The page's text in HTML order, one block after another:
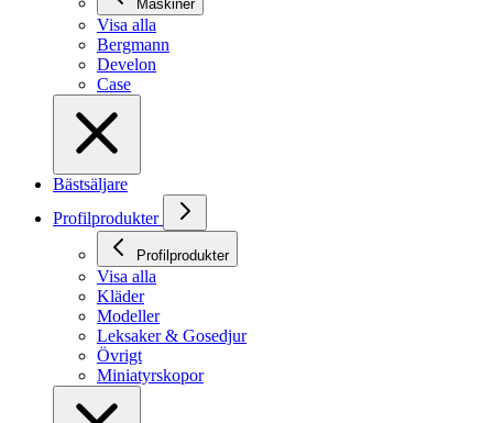
Maskiner
Visa alla
Bergmann
Develon
Case
Bästsäljare
Profilprodukter
Profilprodukter
Visa alla
Kläder
Modeller
Leksaker & Gosedjur
Övrigt
Miniatyrskopor